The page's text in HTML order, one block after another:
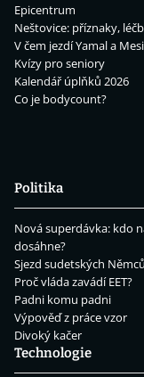
Epicentrum
Neštovice: příznaky,
V čem jezdí Yamal a
Kvízy pro seniory
Kalendář úplňků 2026
Co je bodycount?
Politika
Nová superdávka: kdo
dosáhne?
Sjezd sudetských Němců
Proč vláda zavádí EET?
Padni komu padni
Výpověď z práce vzor
Divoký kačer
Technologie